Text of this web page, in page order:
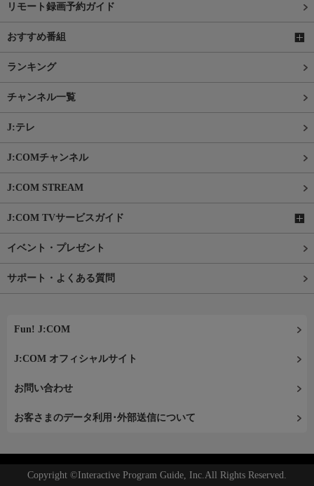
リモート録画予約ガイド
おすすめ番組
ランキング
チャンネル一覧
J:テレ
J:COMチャンネル
J:COM STREAM
J:COM TVサービスガイド
イベント・プレゼント
サポート・よくある質問
Fun! J:COM
J:COM オフィシャルサイト
お問い合わせ
お客さまのデータ利用･外部送信について
Copyright ©Interactive Program Guide, Inc.All Rights Reserved.